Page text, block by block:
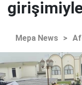
Mepa News >